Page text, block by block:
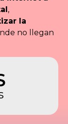
,
la
no llegan